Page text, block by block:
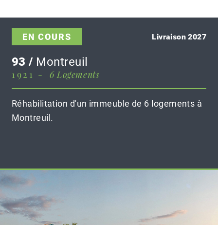
EN COURS Livraison 2027
93 / Montreuil
1921 - 6 Logements
Réhabilitation d'un immeuble de 6 logements à
Montreuil.